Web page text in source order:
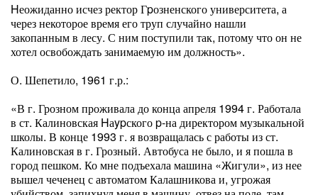
Hеожиданно исчез ректор Гpозненского университета, а
через некоторое время его труп случайно нашли
закопанным в лесу. С ним поступили так, потому что он не
хотел освобождать занимаемую им должность».
О. Шепетило, 1961 г.р.:
«В г. Грозном проживала до конца апреля 1994 г. Работала
в ст. Калиновская Hаypского p-на директором музыкальной
школы. В конце 1993 г. я возвращалась с работы из ст.
Калиновская в г. Грозный. Автобуса не было, и я пошла в
город пешком. Ко мне подъехала машина «Жигули», из нее
вышел чеченец с автоматом Калашникова и, угрожая